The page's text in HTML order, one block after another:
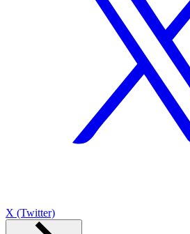
X (Twitter)